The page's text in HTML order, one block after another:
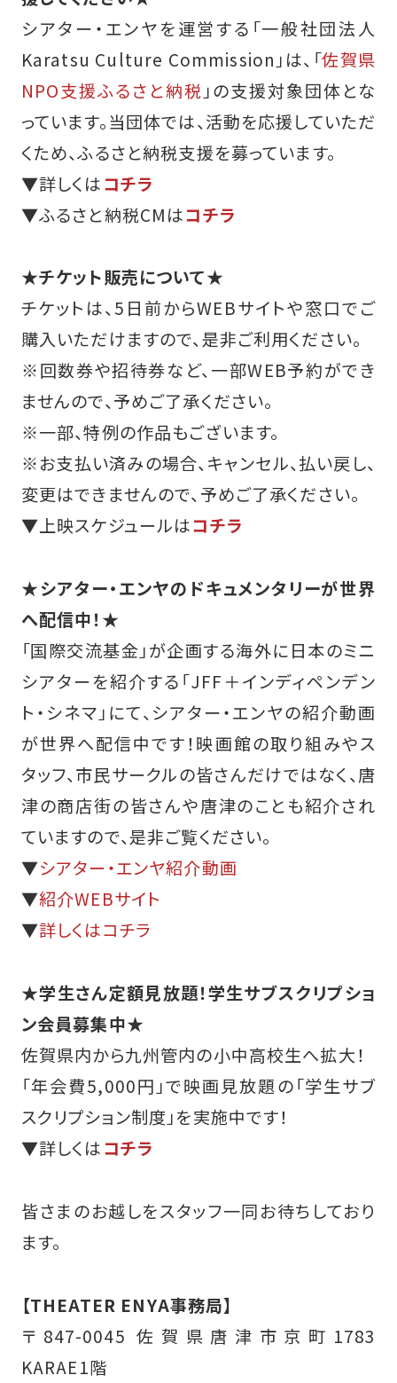
シアター・エンヤを運営する「一般社団法人
Karatsu Culture Commission」は、「佐賀県
NPO支援ふるさと納税 」の支援対象団体とな
っています。当団体では、活動を応援していただ
くため、ふるさと納税支援を募っています。
▼詳しくはコチラ
▼ふるさと納税CMはコチラ
★チケット販売について★
チケットは、5日前からWEBサイトや窓口でご
購入いただけますので、是非ご利用ください。
※回数券や招待券など、一部WEB予約ができ
ませんので、予めご了承ください。
※一部、特例の作品もございます。
※お支払い済みの場合、キャンセル、払い戻し、
変更はできませんので、予めご了承ください。
▼上映スケジュールはコチラ
★シアター・エンヤのドキュメンタリーが世界
へ配信中！★
「国際交流基金」が企画する海外に日本のミニ
シアターを紹介する「JFF＋インディペンデン
ト・シネマ」にて、シアター・エンヤの紹介動画
が世界へ配信中です！映画館の取り組みやス
タッフ、市民サークルの皆さんだけではなく、唐
津の商店街の皆さんや唐津のことも紹介され
ていますので、是非ご覧ください。
▼シアター・エンヤ紹介動画
▼紹介WEBサイト
▼詳しくはコチラ
★学生さん定額見放題！学生サブスクリプショ
ン会員募集中★
佐賀県内から九州管内の小中高校生へ拡大！
「年会費5,000円」で映画見放題の「学生サブ
スクリプション制度」を実施中です！
▼詳しくはコチラ
皆さまのお越しをスタッフ一同お待ちしており
ます。
【THEATER ENYA事務局】
〒847-0045 佐賀県唐津市京町1783
KARAE1階